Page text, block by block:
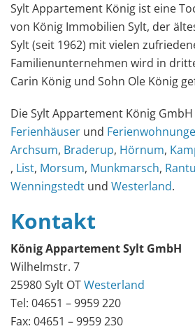
Sylt Appartement König ist eine
von König Immobilien Sylt, der
Sylt (seit 1962) mit vielen
Familienunternehmen wird in
Carin König und Sohn Ole König
Die Sylt Appartement König
Ferienhäuser und
Archsum, Braderup, Hörnum,
, List, Morsum, Munkmarsch,
Wenningstedt und Westerland.
Kontakt
König Appartement Sylt GmbH
Wilhelmstr. 7
25980 Sylt OTWesterland
Tel: 04651 – 9959 220
Fax: 04651 – 9959 230